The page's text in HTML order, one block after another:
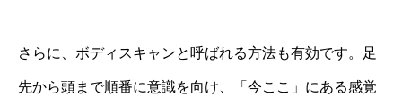
さらに、ボディスキャンと呼ばれる方法も有効です。足
先から頭まで順番に意識を向け、「今ここ」にある感覚